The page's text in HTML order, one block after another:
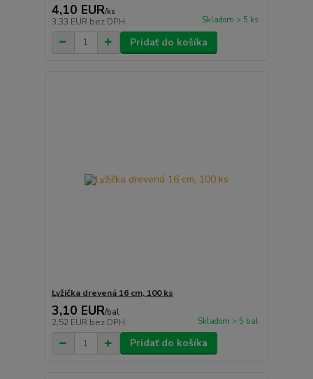
4,10 EUR/ks
3,33 EUR bez DPH Skladom > 5 ks
Pridať do košíka
Lyžička drevená 16 cm, 100 ks
3,10 EUR/bal
2,52 EUR bez DPH Skladom > 5 bal
Pridať do košíka